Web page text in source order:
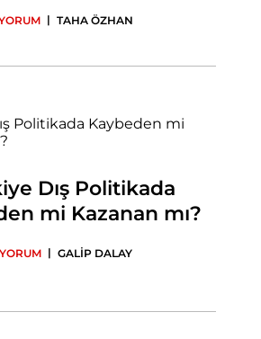
| TAHA ÖZHAN
Dış Politikada
mi Kazanan mı?
YORUM | GALİP DALAY